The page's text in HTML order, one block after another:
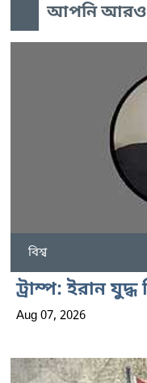
আপনি আরও
বিশ্ব
ট্রাম্প: ইরান
Aug 07, 2026